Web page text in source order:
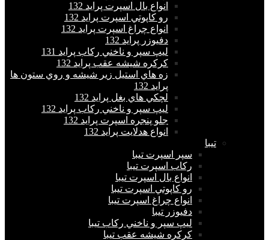
انواع بال اسپرت پراید 132
رو كاپوتي اسپرت پراید 132
انواع چراغ اسپرت پراید 132
دفيوزر پراید 132
ليپ سپر و ناخني ركاب پراید 131
كركره شيشه عقب پراید 132
زه هاي استيل زير شيشه و روي ستون ها
پراید 132
لچكي هاي بغل پراید 132
ليپ سپر و ناخني ركاب پراید 132
جلو پنجره اسپرت پراید 132
انواع هدلايت پراید 132
تيبا
سپر اسپرت تیبا
ركاب اسپرت تیبا
انواع بال اسپرت تیبا
رو كاپوتي اسپرت تیبا
انواع چراغ اسپرت تیبا
دفيوزر تیبا
ليپ سپر و ناخني ركاب تیبا
كركره شيشه عقب تیبا